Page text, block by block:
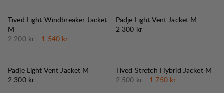
REA :
Tived Light Windbreaker Jacket
M
Originalpris:
2 200 kr Reapris:
1 540 kr
Padje Light Vent Jacket M
Pris:
2 300 kr
Padje Light Vent Jacket M
Pris:
2 300 kr
REA :
Tived Stretch Hybrid Jacket M
Originalpris:
2 500 kr Reapris:
1 750 kr